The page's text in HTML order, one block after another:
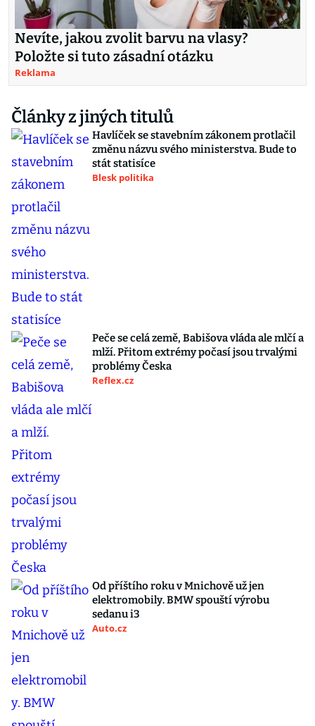
Nevíte, jakou zvolit barvu na vlasy?
Položte si tuto zásadní otázku
Reklama
Články z jiných titulů
Havlíček se stavebním zákonem protlačil
změnu názvu svého ministerstva. Bude to
stát statisíce
Blesk politika
Peče se celá země, Babišova vláda ale mlčí a
mlží. Přitom extrémy počasí jsou trvalými
problémy Česka
Reflex.cz
Od příštího roku v Mnichově už jen
elektromobily. BMW spouští výrobu
sedanu i3
Auto.cz